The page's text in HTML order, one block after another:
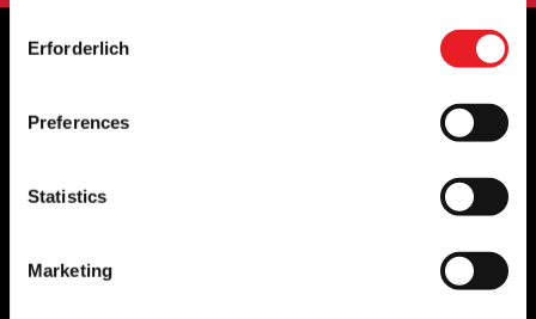
Selection
Erforderlich
Preferences
Statistics
Marketing
OFFIZIELLE UK & EUROPÄISCHE